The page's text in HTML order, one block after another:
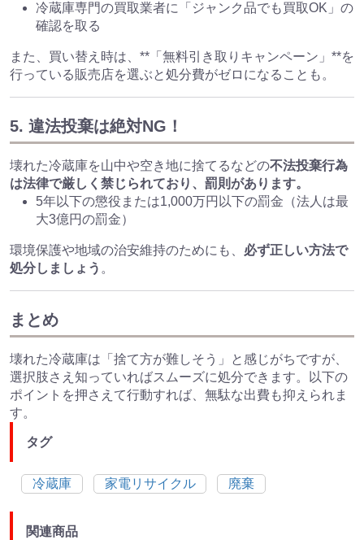
冷蔵庫専門の買取業者に「ジャンク品でも買取OK」の
確認を取る
また、買い替え時は、**「無料引き取りキャンペーン」**を
行っている販売店を選ぶと処分費がゼロになることも。
5. 違法投棄は絶対NG！
壊れた冷蔵庫を山中や空き地に捨てるなどの不法投棄行為
は法律で厳しく禁じられており、罰則があります。
5年以下の懲役または1,000万円以下の罰金（法人は最
大3億円の罰金）
環境保護や地域の治安維持のためにも、 必ず正しい方法で
処分しましょう 。
まとめ
壊れた冷蔵庫は「捨て方が難しそう」と感じがちですが、
選択肢さえ知っていればスムーズに処分できます。以下の
ポイントを押さえて行動すれば、無駄な出費も抑えられま
す。
タグ
冷蔵庫 家電リサイクル 廃棄
関連商品